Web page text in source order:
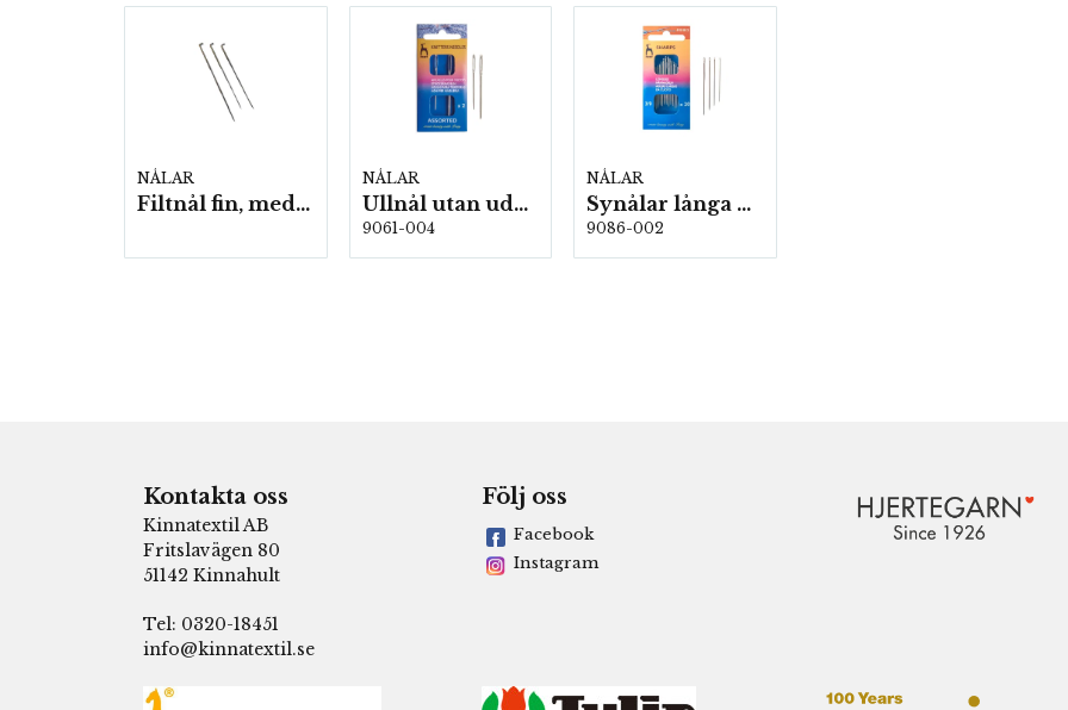
NÅLAR
Filtnål fin, medium grov 10 st/fp
NÅLAR
Ullnål utan udd 2-pack, 5st/fp. (15801)
9061-004
NÅLAR
Synålar långa nr: 3-9 Mix 20 st/karta 5 kartor/fp. (701812)
9086-002
Kontakta oss
Kinnatextil AB
Fritslavägen 80
51142 Kinnahult
Tel: 0320-18451
info@kinnatextil.se
Följ oss
Facebook
Instagram